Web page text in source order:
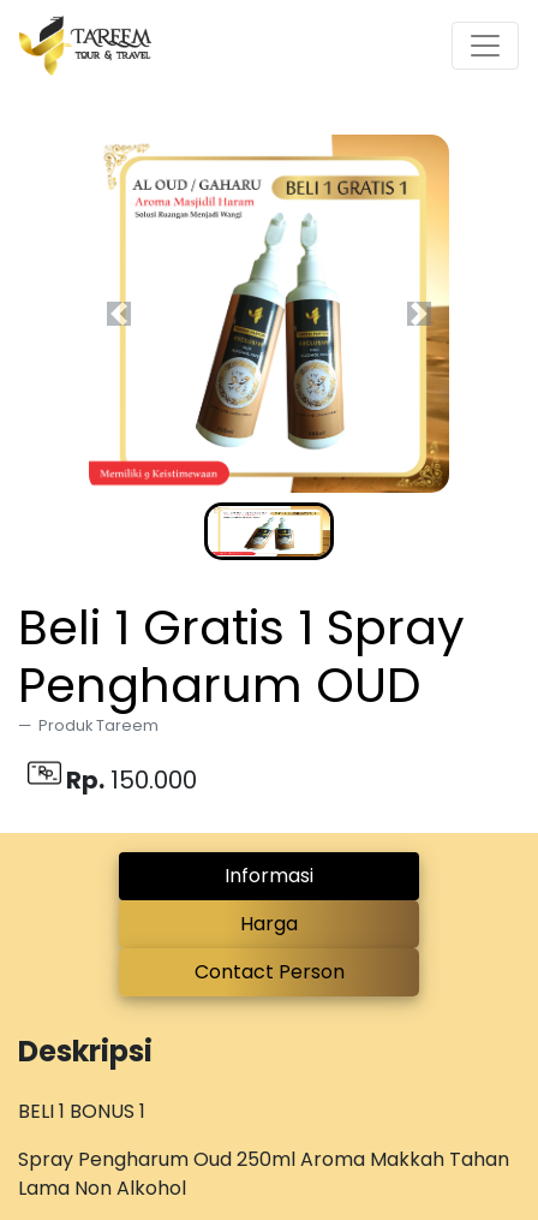
Previous Next
Beli 1 Gratis 1 Spray
Pengharum OUD
Produk Tareem
Rp. 150.000
Informasi
Harga
Contact Person
Deskripsi
BELI 1 BONUS 1
Spray Pengharum Oud 250ml Aroma Makkah Tahan
Lama Non Alkohol